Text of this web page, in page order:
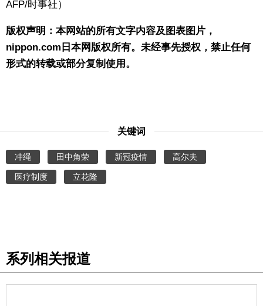
AFP/时事社）
版权声明：本网站的所有文字内容及图表图片，
nippon.com日本网版权所有。未经事先授权，禁止任何
形式的转载或部分复制使用。
关键词
冲绳 田中角荣 新冠疫情 高尔夫
医疗制度 立花隆
系列相关报道